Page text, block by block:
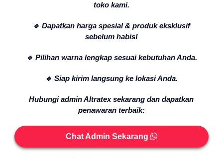
toko kami.
🔹 Dapatkan harga spesial & produk eksklusif
sebelum habis!
🔹 Pilihan warna lengkap sesuai kebutuhan Anda.
🔹 Siap kirim langsung ke lokasi Anda.
Hubungi admin Altratex sekarang dan dapatkan
penawaran terbaik:
Chat Admin Sekarang